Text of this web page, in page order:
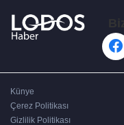
Künye
Çerez Politikası
Gizlilik Politikası